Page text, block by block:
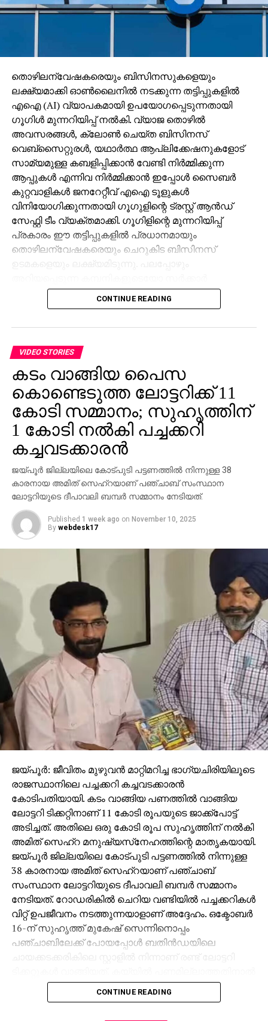
RELATED TOPICS: P MUHAMMED KUTTASSERY
ചട്ടങ്ങള്‍ ലംഘിച്ച് കാലിക്കറ്റില്‍ രജിസ്ട്രാര്‍
നിയമനം
DON'T MISS
പ്രതിഷേധമുയരണം ഈ അവഗണനക്കെതിരെ
തൊഴിലന്വേഷകരെയും ബിസിനസുകളെയും
ലക്ഷ്യമാക്കി ഓണ്‍ലൈനില്‍ നടക്കുന്ന തട്ടിപ്പുകളില്‍
എഐ (AI) വ്യാപകമായി ഉപയോഗപ്പെടുന്നതായി
ഗൂഗിള്‍ മുന്നറിയിപ്പ് നല്‍കി. വ്യാജ തൊഴില്‍
അവസരങ്ങള്‍, ക്ലോണ്‍ ചെയ്ത ബിസിനസ്
വെബ്‌സൈറ്റുരള്‍, യഥാര്‍ത്ഥ ആപ്ലിക്കേഷനുകളോട്
സാമ്യമുള്ള കബളിപ്പിക്കാന്‍ വേണ്ടി നിര്‍മ്മിക്കുന്ന
ആപ്പുകള്‍ എന്നിവ നിര്‍മ്മിക്കാന്‍ ഇപ്പോള്‍ സൈബര്‍
കുറ്റവാളികള്‍ ജനറേറ്റീവ് എഐ ടൂളുകള്‍
വിനിയോഗിക്കുന്നതായി ഗൂഗുളിന്റെ ട്രസ്റ്റ് ആന്‍ഡ്
സേഫ്റ്റി ടീം വ്യക്തമാക്കി. ഗൂഗിളിന്റെ മുന്നറിയിപ്പ്
പ്രകാരം ഈ തട്ടിപ്പുകളില്‍ പ്രധാനമായും
തൊഴിലന്വേഷകരെയും ചെറുകിട ബിസിനസ്
ഏജന്‍സികളുടെയോ പേരില്‍ വ്യാജ ജോലി
ലിസ്റ്റിംഗുകള്‍ സൃഷ്ടിക്കപ്പെടുന്നു. ഇരകളോട്
ആവശ്യപ്പെടുന്നതാണ് സാധാരണ രീതി. ചിലര്‍
മാല്‍വെയര്‍ ഇന്‍സ്റ്റാള്‍ ചെയ്യാനോ ഡാറ്റ
മോഷ്ടിക്കാനോ ലക്ഷ്യമിട്ടുള്ള വ്യാജ അഭിമുഖ
സോഫ്റ്റ്‌വെയറുകളും അയക്കുന്നു. ഇത്തരം തട്ടിപ്പുകള്‍
വ്യക്തികള്‍ക്കും സ്ഥാപനങ്ങള്‍ക്കും ഗുരുതരമായ
ഭീഷണിയാണെന്ന് ഗൂഗിള്‍ മുന്നറിയിപ്പ് നല്‍കി.
നിയമാനുസൃത തൊഴിലുടമകള്‍ ഒരിക്കലും സാമ്പത്തിക
വിവരങ്ങളോ പേയ്‌മെന്റെ് ആവശ്യങ്ങളോ
ഉന്നയിക്കില്ലെന്നും ഉപയോക്താക്കള്‍ ഓണ്‍ലൈനില്‍
കൂടുതല്‍ ജാഗ്രത പാലിക്കണമെന്നും ഗൂഗിള്‍
വ്യക്തമാക്കി.
CONTINUE READING
VIDEO STORIES
കടം വാങ്ങിയ പൈസ
കൊണ്ടെടുത്ത ലോട്ടറിക്ക് 11
കോടി സമ്മാനം; സുഹൃത്തിന്
1 കോടി നല്‍കി പച്ചക്കറി
കച്ചവടക്കാരന്‍
ജയ്പൂര്‍ ജില്ലയിലെ കോട്പുടി പട്ടണത്തില്‍ നിന്നുള്ള 38
കാരനായ അമിത് സെഹ്‌റയാണ് പഞ്ചാബ് സംസ്ഥാന
ലോട്ടറിയുടെ ദീപാവലി ബമ്പര്‍ സമ്മാനം നേടിയത്.
Published 1 week ago on November 10, 2025
By webdesk17
ജയ്പൂര്‍: ജീവിതം മുഴുവന്‍ മാറ്റിമറിച്ച ഭാഗ്യചിരിയിലൂടെ
രാജസ്ഥാനിലെ പച്ചക്കറി കച്ചവടക്കാരന്‍
കോടിപതിയായി. കടം വാങ്ങിയ പണത്തില്‍ വാങ്ങിയ
ലോട്ടറി ടിക്കറ്റിനാണ് 11 കോടി രൂപയുടെ ജാക്ക്‌പോട്ട്
അടിച്ചത്. അതിലെ ഒരു കോടി രൂപ സുഹൃത്തിന് നല്‍കി
അമിത് സെഹ്‌റ മനുഷ്യസ്‌നേഹത്തിന്റെ മാതൃകയായി.
ജയ്പൂര്‍ ജില്ലയിലെ കോട്പുടി പട്ടണത്തില്‍ നിന്നുള്ള
38 കാരനായ അമിത് സെഹ്‌റയാണ് പഞ്ചാബ്
സംസ്ഥാന ലോട്ടറിയുടെ ദീപാവലി ബമ്പര്‍ സമ്മാനം
നേടിയത്. റോഡരികില്‍ ചെറിയ വണ്ടിയില്‍ പച്ചക്കറികള്‍
വിറ്റ് ഉപജീവനം നടത്തുന്നയാളാണ് അദ്ദേഹം. ഒക്ടോബര്‍
16-ന് സുഹൃത്ത് മുകേഷ് സെന്നിനൊപ്പം
പഞ്ചാബിലേക്ക് പോയപ്പോള്‍ ബതിന്‍ഡയിലെ
മുകേഷിനോട് 1000 രൂപ കടം വാങ്ങുകയായിരുന്നു.
ഒക്ടോബര്‍ 31ന് രാത്രി 10 മണിക്ക് മുകേഷിന്റെ ഫോണ്‍
CONTINUE READING